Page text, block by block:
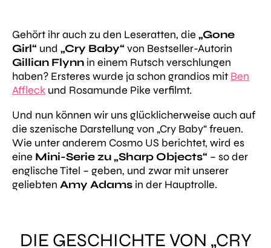
Gehört ihr auch zu den Leseratten, die „Gone
Girl“ und „Cry Baby“ von Bestseller-Autorin
Gillian Flynn in einem Rutsch verschlungen
haben? Ersteres wurde ja schon grandios mit Ben
Affleck und Rosamunde Pike verfilmt.
Und nun können wir uns glücklicherweise auch auf
die szenische Darstellung von „Cry Baby“ freuen.
Wie unter anderem Cosmo US berichtet, wird es
eine Mini-Serie zu „Sharp Objects“ – so der
englische Titel – geben, und zwar mit unserer
geliebten Amy Adams in der Hauptrolle.
DIE GESCHICHTE VON „CRY